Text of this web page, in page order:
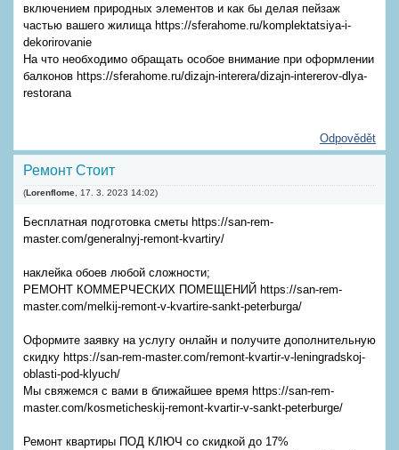
включением природных элементов и как бы делая пейзаж
частью вашего жилища https://sferahome.ru/komplektatsiya-i-
dekorirovanie
На что необходимо обращать особое внимание при оформлении
балконов https://sferahome.ru/dizajn-interera/dizajn-intererov-dlya-
restorana
Odpovědět
Ремонт Стоит
(Lorenflome 17. 3. 2023 14:02)
Бесплатная подготовка сметы https://san-rem-
master.com/generalnyj-remont-kvartiry/
наклейка обоев любой сложности;
РЕМОНТ КОММЕРЧЕСКИХ ПОМЕЩЕНИЙ https://san-rem-
master.com/melkij-remont-v-kvartire-sankt-peterburga/
Оформите заявку на услугу онлайн и получите дополнительную
скидку https://san-rem-master.com/remont-kvartir-v-leningradskoj-
oblasti-pod-klyuch/
Мы свяжемся с вами в ближайшее время https://san-rem-
master.com/kosmeticheskij-remont-kvartir-v-sankt-peterburge/
Ремонт квартиры ПОД КЛЮЧ со скидкой до 17%